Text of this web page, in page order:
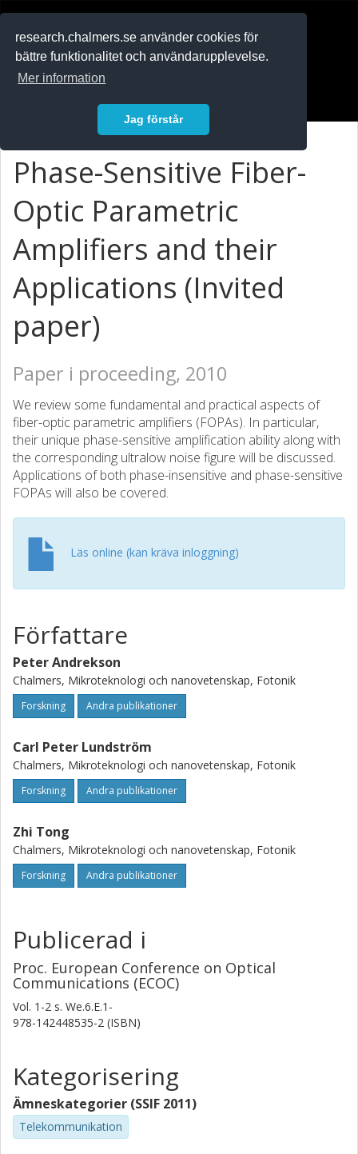
research.chalmers.se använder cookies för
bättre funktionalitet och användarupplevelse.
Mer information
Jag förstår
Phase-Sensitive Fiber-
Optic Parametric
Amplifiers and their
Applications (Invited
paper)
Paper i proceeding, 2010
We review some fundamental and practical aspects of
fiber-optic parametric amplifiers (FOPAs). In particular,
their unique phase-sensitive amplification ability along with
the corresponding ultralow noise figure will be discussed.
Applications of both phase-insensitive and phase-sensitive
FOPAs will also be covered.
Läs online (kan kräva inloggning)
Författare
Peter Andrekson
Chalmers, Mikroteknologi och nanovetenskap, Fotonik
Forskning Andra publikationer
Carl Peter Lundström
Chalmers, Mikroteknologi och nanovetenskap, Fotonik
Forskning Andra publikationer
Zhi Tong
Chalmers, Mikroteknologi och nanovetenskap, Fotonik
Forskning Andra publikationer
Publicerad i
Proc. European Conference on Optical
Communications (ECOC)
Vol. 1-2 s. We.6.E.1-
978-142448535-2 (ISBN)
Kategorisering
Ämneskategorier (SSIF 2011)
Telekommunikation